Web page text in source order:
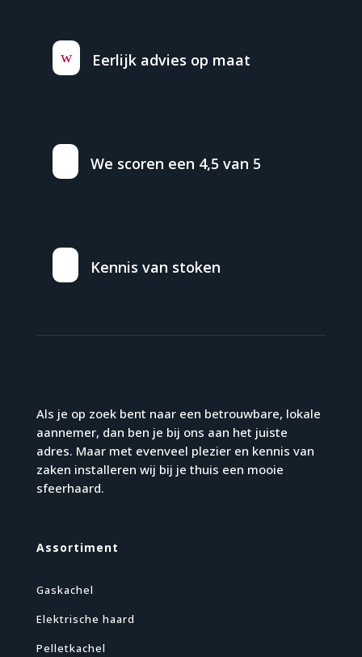
w Eerlijk advies op maat
We scoren een 4,5 van 5
Kennis van stoken
Als je op zoek bent naar een betrouwbare, lokale
aannemer, dan ben je bij ons aan het juiste
adres. Maar met evenveel plezier en kennis van
zaken installeren wij bij je thuis een mooie
sfeerhaard.
Assortiment
Gaskachel
Elektrische haard
Pelletkachel